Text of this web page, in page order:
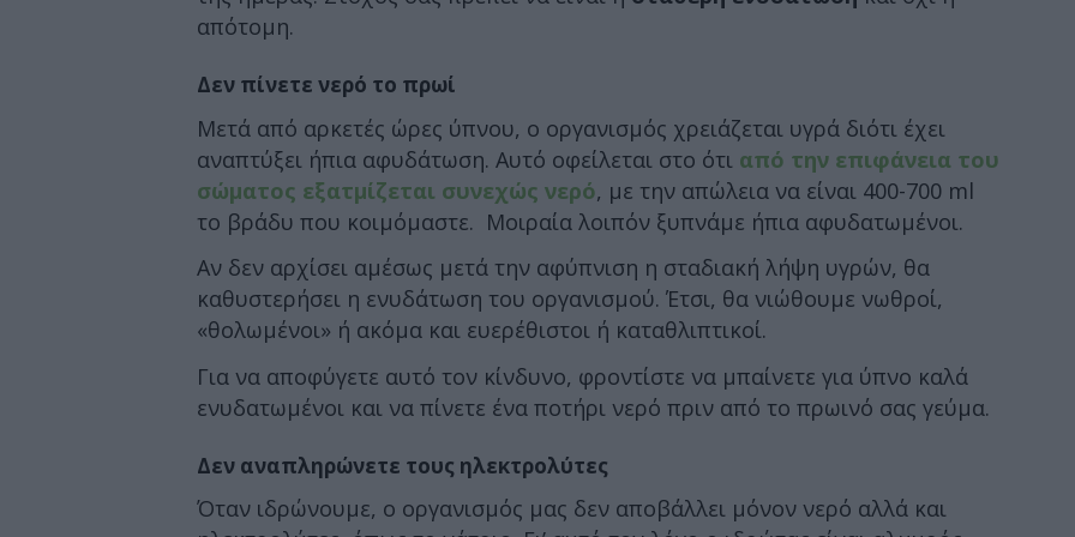
απότομη.
Δεν πίνετε νερό το πρωί
Μετά από αρκετές ώρες ύπνου, ο οργανισμός χρειάζεται υγρά διότι έχει
αναπτύξει ήπια αφυδάτωση. Αυτό οφείλεται στο ότι από την επιφάνεια του
σώματος εξατμίζεται συνεχώς νερό, με την απώλεια να είναι 400-700 ml
το βράδυ που κοιμόμαστε. Μοιραία λοιπόν ξυπνάμε ήπια αφυδατωμένοι.
Αν δεν αρχίσει αμέσως μετά την αφύπνιση η σταδιακή λήψη υγρών, θα
καθυστερήσει η ενυδάτωση του οργανισμού. Έτσι, θα νιώθουμε νωθροί,
«θολωμένοι» ή ακόμα και ευερέθιστοι ή καταθλιπτικοί.
Για να αποφύγετε αυτό τον κίνδυνο, φροντίστε να μπαίνετε για ύπνο καλά
ενυδατωμένοι και να πίνετε ένα ποτήρι νερό πριν από το πρωινό σας γεύμα.
Δεν αναπληρώνετε τους ηλεκτρολύτες
Όταν ιδρώνουμε, ο οργανισμός μας δεν αποβάλλει μόνον νερό αλλά και